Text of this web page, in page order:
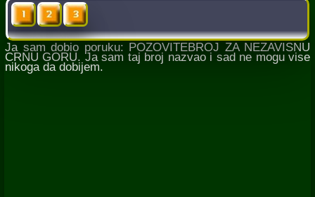
Ja sam dobio poruku: POZOVITEBROJ ZA NEZAVISNU
CRNU GORU. Ja sam taj broj nazvao i sad ne mogu vise
nikoga da dobijem.